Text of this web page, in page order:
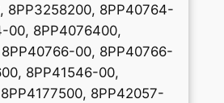
8PP3258200, 8PP40764-
00, 8PP4076400,
00, 8PP40766-
8PP41546-00,
8PP42057-